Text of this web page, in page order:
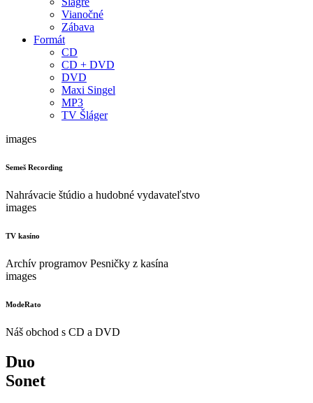
Vianočné
Zábava
Formát
CD
CD + DVD
DVD
Maxi Singel
MP3
TV Šláger
images
Semeš Recording
Nahrávacie štúdio a hudobné vydavateľstvo
images
TV kasíno
Archív programov Pesničky z kasína
images
ModeRato
Náš obchod s CD a DVD
Duo
Sonet